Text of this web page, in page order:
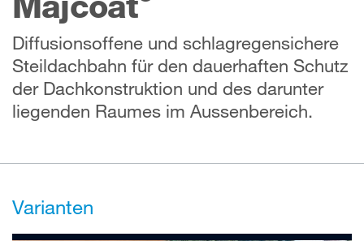
Diffusionsoffene und schlagregensichere
Steildachbahn für den dauerhaften Schutz
der Dachkonstruktion und des darunter
liegenden Raumes im Aussenbereich.
Varianten